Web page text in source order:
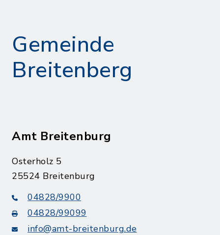
Gemeinde
Breitenberg
Amt Breitenburg
Osterholz 5
25524 Breitenburg
04828/9900
04828/99099
info@amt-breitenburg.de